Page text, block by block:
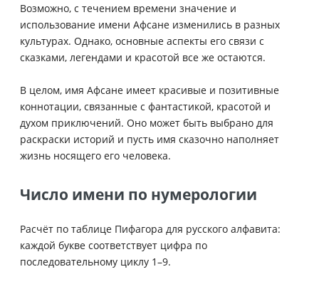
Возможно, с течением времени значение и
использование имени Афсане изменились в разных
культурах. Однако, основные аспекты его связи с
сказками, легендами и красотой все же остаются.
В целом, имя Афсане имеет красивые и позитивные
коннотации, связанные с фантастикой, красотой и
духом приключений. Оно может быть выбрано для
раскраски историй и пусть имя сказочно наполняет
жизнь носящего его человека.
Число имени по нумерологии
Расчёт по таблице Пифагора для русского алфавита:
каждой букве соответствует цифра по
последовательному циклу 1–9.